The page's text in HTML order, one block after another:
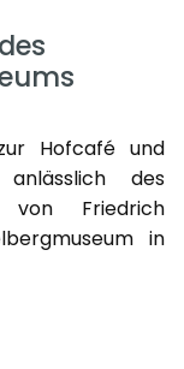
Hofcafé und
anlässlich des
von Friedrich
in